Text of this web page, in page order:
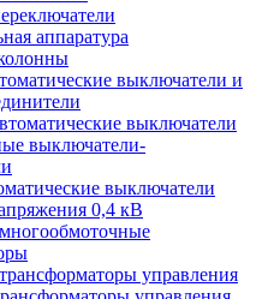
аппаратура
выключатели и
выключатели
выключатели-
выключатели
0,4 кВ
управления